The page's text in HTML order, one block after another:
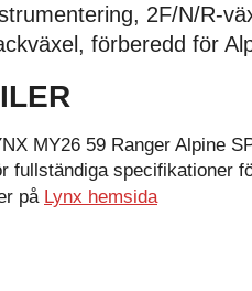
2F/N/R-
förberedd för
MY26 59 Ranger Alpine
fullständiga specifikationer
på Lynx hemsida